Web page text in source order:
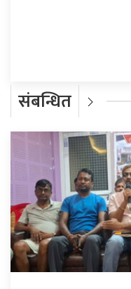
संबन्धित